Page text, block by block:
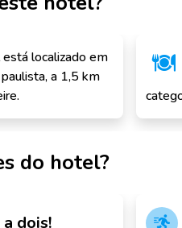
localizado em
a 1,5 km
do hotel?
dois!